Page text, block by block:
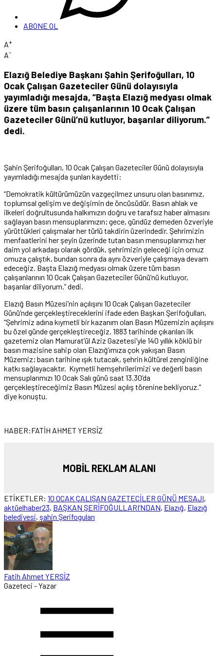
ABONE OL
A+
A-
Elazığ Belediye Başkanı Şahin Şerifoğulları, 10
Ocak Çalışan Gazeteciler Günü dolayısıyla
yayımladığı mesajda, “Başta Elazığ medyası olmak
üzere tüm basın çalışanlarının 10 Ocak Çalışan
Gazeteciler Günü’nü kutluyor, başarılar diliyorum.”
dedi.
Şahin Şerifoğulları, 10 Ocak Çalışan Gazeteciler Günü dolayısıyla
yayımladığı mesajda şunları kaydetti:
“Demokratik kültürümüzün vazgeçilmez unsuru olan basınımız,
toplumsal gelişim ve değişimin de öncüsüdür. Basın ahlak ve
ilkeleri doğrultusunda halkımızın doğru ve tarafsız haber almasını
sağlayan basın mensuplarımızın; gece, gündüz demeden özveriyle
yürüttükleri çalışmalar her türlü takdirin üzerindedir. Şehrimizin
menfaatlerini her şeyin üzerinde tutan basın mensuplarımızı her
daim yol arkadaşı olarak gördük, şehrimizin geleceği için omuz
omuza çalıştık, bundan sonra da aynı özveriyle çalışmaya devam
edeceğiz. Başta Elazığ medyası olmak üzere tüm basın
çalışanlarının 10 Ocak Çalışan Gazeteciler Günü’nü kutluyor,
başarılar diliyorum.” dedi.
Elazığ Basın Müzesi’nin açılışını 10 Ocak Çalışan Gazeteciler
Günü’nde gerçekleştireceklerini ifade eden Başkan Şerifoğulları,
“Şehrimiz adına kıymetli bir kazanım olan Basın Müzemizin açılışını
bu özel günde gerçekleştireceğiz. 1883 tarihinde çıkarılan ilk
gazetemiz olan Mamurat’ül Aziz Gazetesi’yle 140 yıllık köklü bir
basın mazisine sahip olan Elazığ’ımıza çok yakışan Basın
Müzemiz; basın tarihine ışık tutacak, şehrin kültürel zenginliğine
katkı sağlayacaktır. Kıymetli hemşehrilerimizi ve değerli basın
mensuplarımızı 10 Ocak Salı günü saat 13.30’da
gerçekleştireceğimiz Basın Müzesi açılış törenine bekliyoruz.”
diye konuştu.
HABER:FATİH AHMET YERSİZ
MOBİL REKLAM ALANI
ETİKETLER: 10 OCAK ÇALIŞAN GAZETECİLER GÜNÜ MESAJI,
aktüelhaber23, BAŞKAN ŞERİFOĞULLARI’NDAN, Elazığ, Elazığ
belediyesi, şahin Şerifoguları
Fatih Ahmet YERSİZ
Gazeteci - Yazar